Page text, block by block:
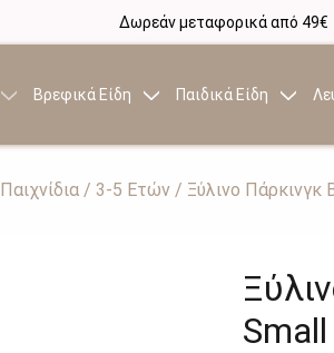
Δωρεάν μεταφορικά από 49€
Βρεφικά Είδη Παιδικά Είδη
Παιχνίδια/ 3-5 Ετών/ Ξύλινο Πάρκινγκ